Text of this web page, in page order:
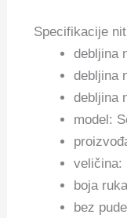
Specifikacije
debljina
debljina
debljina
model:
veličina:
boja
bez